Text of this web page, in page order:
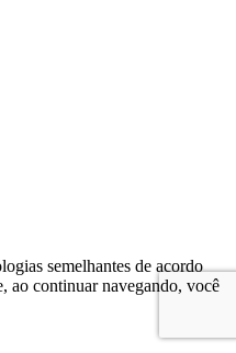
semelhantes de acordo
ao continuar navegando, você